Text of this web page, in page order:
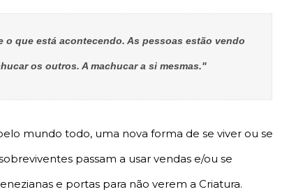
o que está acontecendo. As pessoas estão vendo
os outros. A machucar a si mesmas."
mundo todo, uma nova forma de se viver ou se
passam a usar vendas e/ou se
e portas para não verem a Criatura.